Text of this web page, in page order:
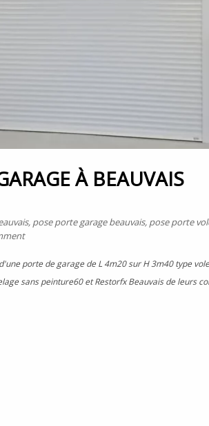
À BEAUVAIS
, pose porte garage beauvais, pose porte
porte de garage de L 4m20 sur H 3m40 type
sans peinture60 et Restorfx Beauvais de leurs